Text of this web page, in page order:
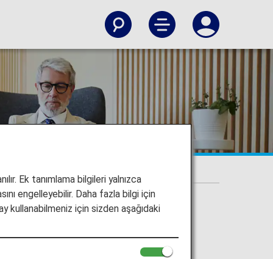
Ek tanımlama bilgileri yalnızca
engelleyebilir. Daha fazla bilgi için
kullanabilmeniz için sizden aşağıdaki